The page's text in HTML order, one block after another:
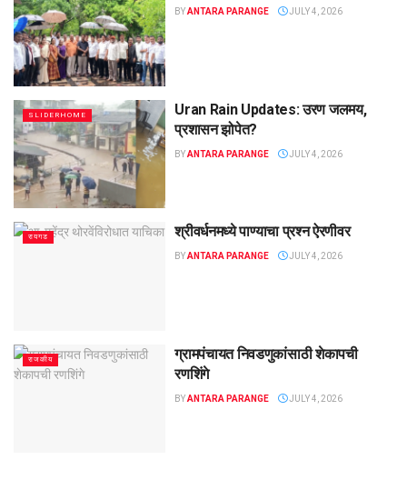
BYANTARA PARANGE JULY 4, 2026
SLIDERHOME
Uran Rain Updates: उरण जलमय,
प्रशासन झोपेत?
BYANTARA PARANGE JULY 4, 2026
रायगड श्रीवर्धनमध्ये पाण्याचा प्रश्न ऐरणीवर
BYANTARA PARANGE JULY 4, 2026
राजकीय
ग्रामपंचायत निवडणुकांसाठी शेकापची
रणशिंगे
BYANTARA PARANGE JULY 4, 2026